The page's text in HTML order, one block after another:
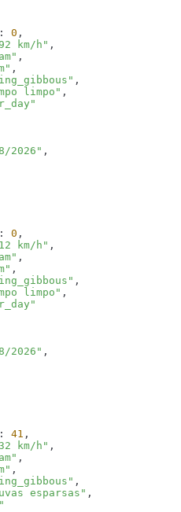
: 0
km/h"
limpo"
2026"
: 0
km/h"
limpo"
2026"
: 41
km/h"
esparsas"